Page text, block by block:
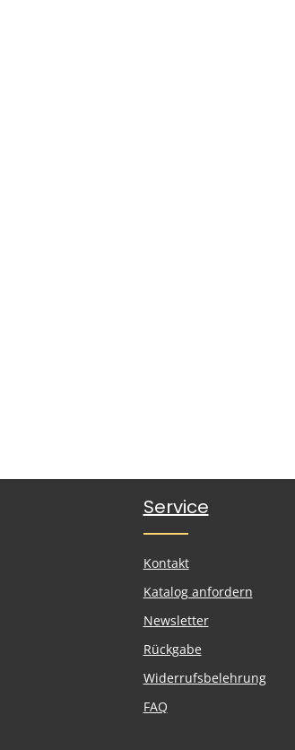
Service
Kontakt
Katalog anfordern
Newsletter
Rückgabe
Widerrufsbelehrung
FAQ